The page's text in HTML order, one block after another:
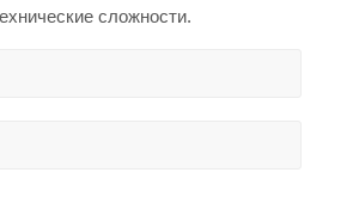
сложности.